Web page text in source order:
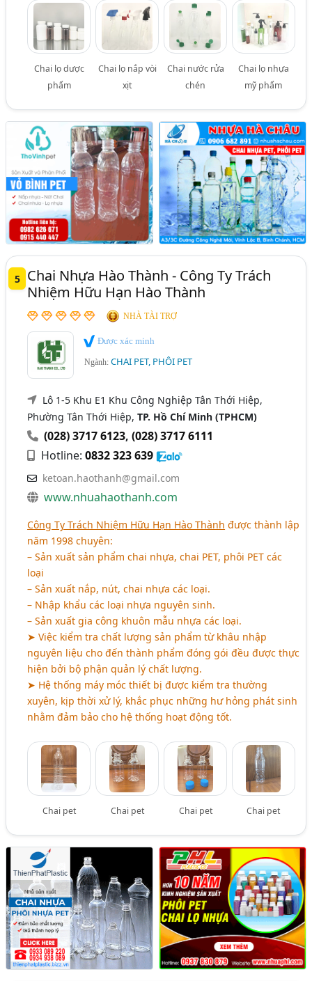
Chai lọ dược
phẩm
Chai lọ nắp vòi
xịt
Chai nước rửa
chén
Chai lọ nhựa
mỹ phẩm
5
Chai Nhựa Hào Thành - Công Ty Trách
Nhiệm Hữu Hạn Hào Thành
NHÀ TÀI TRỢ
Được xác minh
Ngành:CHAI PET, PHÔI PET
Lô 1-5 Khu E1 Khu Công Nghiệp Tân Thới Hiệp,
Phường Tân Thới Hiệp,TP. Hồ Chí Minh (TPHCM)
(028) 3717 6123,(028) 3717 6111
Hotline:0832 323 639
ketoan.haothanh@gmail.com
www.nhuahaothanh.com
Công Ty Trách Nhiệm Hữu Hạn Hào Thành được thành lập
năm 1998 chuyên:
– Sản xuất sản phẩm chai nhựa, chai PET, phôi PET các
loại
– Sản xuất nắp, nút, chai nhựa các loại.
– Nhập khẩu các loại nhựa nguyên sinh.
– Sản xuất gia công khuôn mẫu nhựa các loại.
➤ Việc kiểm tra chất lượng sản phẩm từ khâu nhập
nguyên liệu cho đến thành phẩm đóng gói đều được thực
hiện bởi bộ phận quản lý chất lượng.
➤ Hệ thống máy móc thiết bị được kiểm tra thường
xuyên, kịp thời xử lý, khắc phục những hư hỏng phát sinh
nhằm đảm bảo cho hệ thống hoạt động tốt.
Chai pet Chai pet Chai pet Chai pet